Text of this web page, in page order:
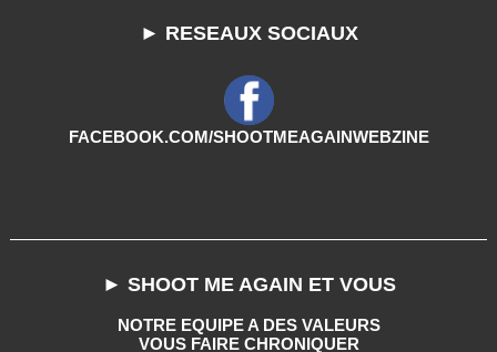
► RESEAUX SOCIAUX
FACEBOOK.COM/SHOOTMEAGAINWEBZINE
► SHOOT ME AGAIN ET VOUS
NOTRE EQUIPE A DES VALEURS
VOUS FAIRE CHRONIQUER